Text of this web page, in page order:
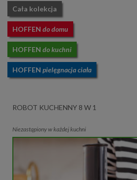
Cała kolekcja
HOFFEN do domu
HOFFEN do kuchni
HOFFEN pielęgnacja ciała
ROBOT KUCHENNY 8 W 1
Niezastąpiony w każdej kuchni